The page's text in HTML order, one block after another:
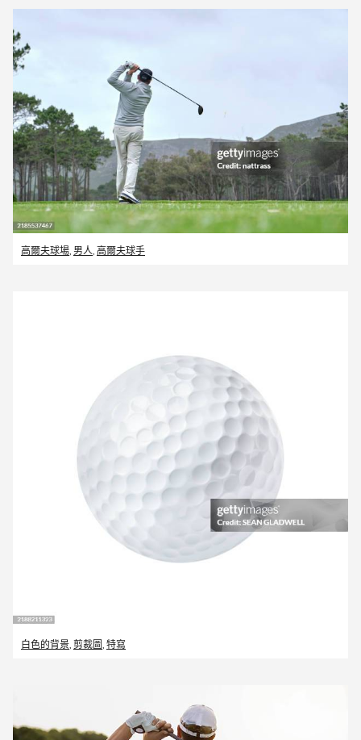
高爾夫球場 男人 高爾夫球手
白色的背景 剪裁圖 特寫